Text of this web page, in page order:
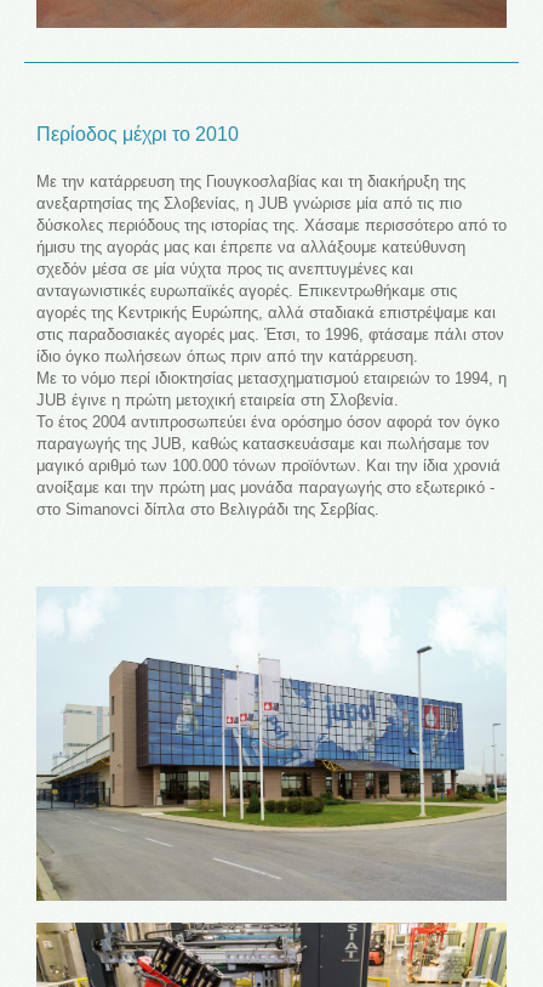
Περίοδος μέχρι το 2010
Με την κατάρρευση της Γιουγκοσλαβίας και τη διακήρυξη της
ανεξαρτησίας της Σλοβενίας, η JUB γνώρισε μία από τις πιο
δύσκολες περιόδους της ιστορίας της. Χάσαμε περισσότερο από το
ήμισυ της αγοράς μας και έπρεπε να αλλάξουμε κατεύθυνση
σχεδόν μέσα σε μία νύχτα προς τις ανεπτυγμένες και
ανταγωνιστικές ευρωπαϊκές αγορές. Επικεντρωθήκαμε στις
αγορές της Κεντρικής Ευρώπης, αλλά σταδιακά επιστρέψαμε και
στις παραδοσιακές αγορές μας. Έτσι, το 1996, φτάσαμε πάλι στον
ίδιο όγκο πωλήσεων όπως πριν από την κατάρρευση.
Με το νόμο περί ιδιοκτησίας μετασχηματισμού εταιρειών το 1994, η
JUB έγινε η πρώτη μετοχική εταιρεία στη Σλοβενία.
Το έτος 2004 αντιπροσωπεύει ένα ορόσημο όσον αφορά τον όγκο
παραγωγής της JUB, καθώς κατασκευάσαμε και πωλήσαμε τον
μαγικό αριθμό των 100.000 τόνων προϊόντων. Και την ίδια χρονιά
ανοίξαμε και την πρώτη μας μονάδα παραγωγής στο εξωτερικό -
στο Simanovci δίπλα στο Βελιγράδι της Σερβίας.